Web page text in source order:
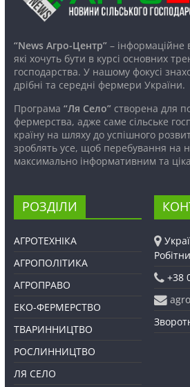
“News Агро-Центр”– інформаційне
які хочуть бути в курсі основних
господарства. У нашому фокусі
дрібні та середні фермери України.
Програма “Ля Село”створена для
фермерства, адже саме сільське
країну на шляху до успішного
зроблять усе, щоб перебування на
максимально інформативним та
РОЗДІЛИ
АГРОТЕХНІКА
АГРОПОЛІТИКА
АГРОПРАВО
ЕКО-ФЕРМЕРСТВО
ТВАРИННИЦТВО
РОСЛИННИЦТВО
ЛЯ СЕЛО
+38